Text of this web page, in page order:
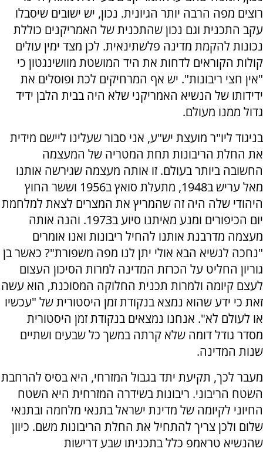
רוצים מפה הרבה יותר הגיונית. נכון, יש ישובים שיסבלו
עקב התכנית וגם נכון שהתכנית של האמריקנים כוללת
נכונות להקמת מדינה פלשתינאית. לכן מצד ימין עולים
קולות הקוראים לדחות את היד המושטת מוושינגטון כי
"אין חצי ריבונות". יש אף המרחיקים לכת ופוסלים את
ידידותו של הנשיא האמריקני שלא היה בבית הלבן ידיד
גדול ממנו מעולם.
בניגוד ליו"ר מועצת יש"ע, אני סבור שעלינו ליישם מידית
את החלת הריבונות תחת המטריה של המעצמה
החשובה ביותר בעולם. זו אותה מעצמה שגירשה אותנו
מאל עריש ב1948, מתעלת סואץ ב1956 וששר החוץ
היהודי שלה היה זה שהמריץ את המצרים לצאת למלחמת
יום הכיפורים ומנע מאיתנו סיוע ב1973. והנה אותה
מעצמה מדרבנת אותנו להחיל ריבונות ואנו אומרים
"נחכה לנשיא הבא אולי יתן לנו מפה משפורת"? כאשר בן
גוריון החליט על הכרזת המדינה למרות הסיכון העצום
לעצם קיומה ולמרות תכנית החלוקה המסוכנת, הוא עשה
זאת כי ידע שהוא נמצא בנקודת זמן היסטורית של "עכשיו
או לעולם לא". אנחנו נמצאים בנקודת זמן היסטורית
מסדר גודל דומה שלא קרתה במשך כל שבעים ושתיים
שנות המדינה.
מעבר לכך, תקיעת יתד בגבול המזרחי, היא בסיס להרחבת
השטח הריבוני. ריבונות בשידרה המזרחית היא השטח
החיוני לקיומה של מדינת ישראל בתנאי מלחמה ובתנאי
שלום ולכן צריך להתחיל את החלת הריבונות משם. כיוון
שהנשיא טראמפ כלל בתכניתו שבע דרישות